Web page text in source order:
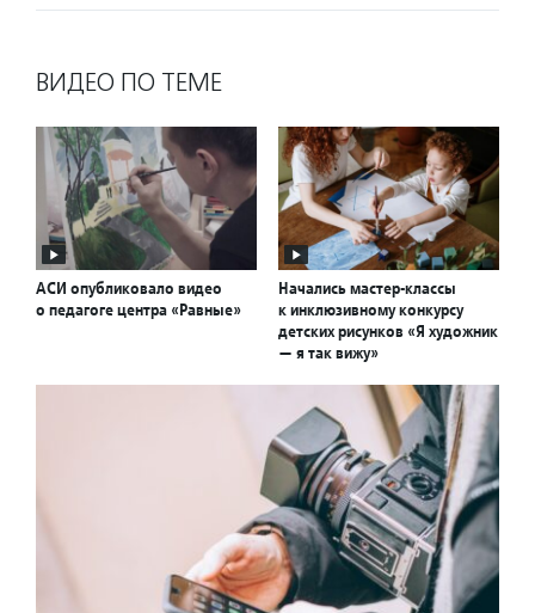
ВИДЕО ПО ТЕМЕ
АСИ опубликовало видео
о педагоге центра «Равные»
Начались мастер-классы
к инклюзивному конкурсу
детских рисунков «Я художник
— я так вижу»